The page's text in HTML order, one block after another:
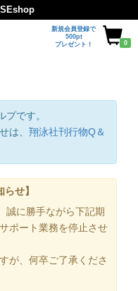
新規会員登録で
500pt
プレゼント！
0
です。
は、 翔泳社刊行物Q＆
らせ】
誠に勝手ながら下記期
ポート業務を停止させ
が、何卒ご了承くださ